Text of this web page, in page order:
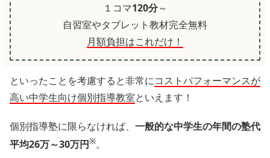
１コマ120分～
自習室やタブレット教材完全無料
月額負担はこれだけ！
といったことを考慮すると非常にコストパフォーマンスが
高い中学生向け個別指導教室といえます！
個別指導塾に限らなければ、 一般的な中学生の年間の塾代
平均26万～30万円※。